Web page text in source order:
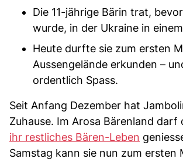
Die 11-jährige Bärin trat,
wurde, in der Ukraine in
Heute durfte sie zum ersten
Aussengelände erkunden –
ordentlich Spass.
Seit Anfang Dezember hat
Zuhause. Im Arosa Bärenland darf
ihr restliches Bären-Leben
Samstag kann sie nun zum ersten